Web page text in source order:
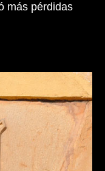
más pérdidas